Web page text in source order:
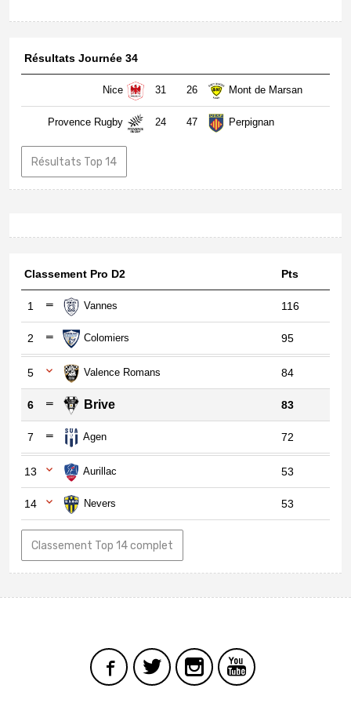
Résultats Journée 34
Nice 31 26 Mont de Marsan
Provence Rugby 24 47 Perpignan
Résultats Top 14
Classement Pro D2 Pts
1 Vannes 116
2 Colomiers 95
5 Valence Romans 84
6 Brive 83
7 Agen 72
13 Aurillac 53
14 Nevers 53
Classement Top 14 complet